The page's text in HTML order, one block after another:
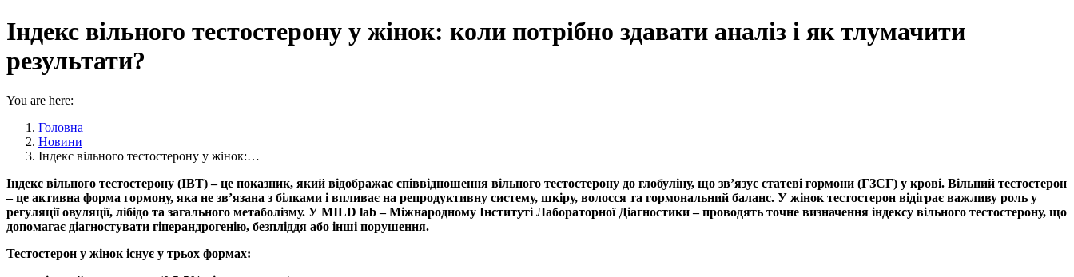
Індекс вільного тестостерону у жінок: коли потрібно здавати аналіз і як тлумачити
результати?
You are here:
Головна
Новини
Індекс вільного тестостерону у жінок:…
Індекс вільного тестостерону (ІВТ) – це показник, який відображає співвідношення вільного тестостерону до глобуліну, що зв’язує статеві гормони (ГЗСГ) у крові. Вільний тестостерон
– це активна форма гормону, яка не зв’язана з білками і впливає на репродуктивну систему, шкіру, волосся та гормональний баланс. У жінок тестостерон відіграє важливу роль у
регуляції овуляції, лібідо та загального метаболізму. У MILD lab – Міжнародному Інституті Лабораторної Діагностики – проводять точне визначення індексу вільного тестостерону, що
допомагає діагностувати гіперандрогенію, безпліддя або інші порушення.
Тестостерон у жінок існує у трьох формах: